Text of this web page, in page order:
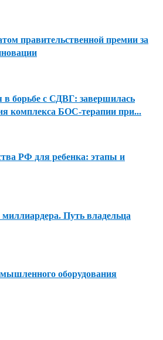
правительственной премии за
в борьбе с СДВГ: завершилась
комплекса БОС-терапии при...
РФ для ребенка: этапы и
миллиардера. Путь владельца
оборудования